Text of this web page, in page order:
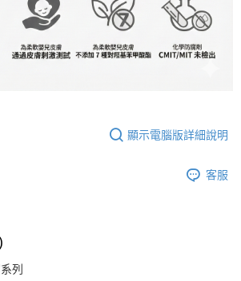
顯示電腦版詳細說明
客服
列